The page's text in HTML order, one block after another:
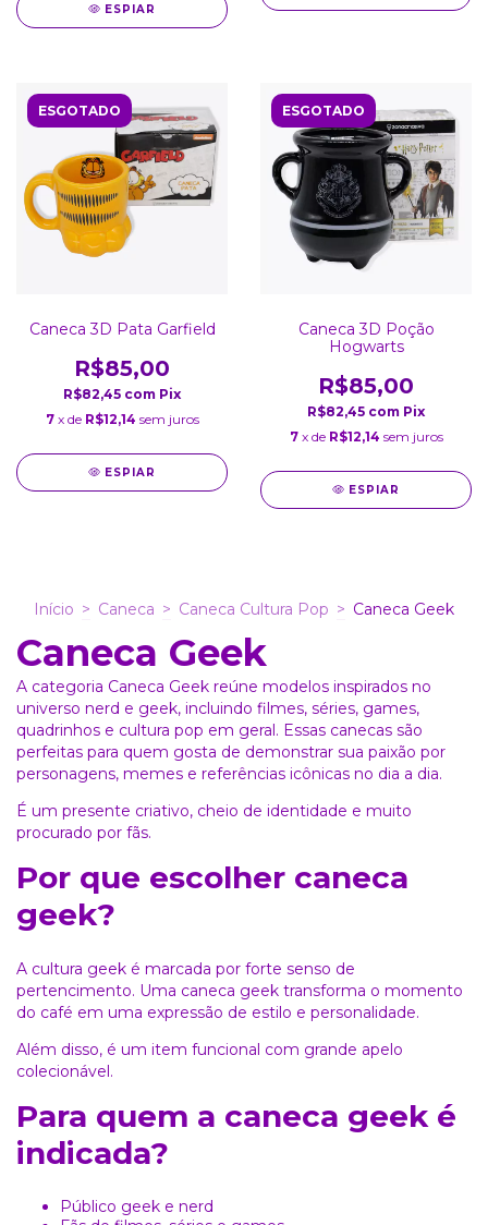
ESPIAR
ESGOTADO
Caneca 3D Pata Garfield
R$85,00
R$82,45 com Pix
7 x de R$12,14 sem juros
ESPIAR
ESGOTADO
Caneca 3D Poção
Hogwarts
R$85,00
R$82,45 com Pix
7 x de R$12,14 sem juros
ESPIAR
Início > Caneca > Caneca Cultura Pop > Caneca Geek
Caneca Geek
A categoria Caneca Geek reúne modelos inspirados no
universo nerd e geek, incluindo filmes, séries, games,
quadrinhos e cultura pop em geral. Essas canecas são
perfeitas para quem gosta de demonstrar sua paixão por
personagens, memes e referências icônicas no dia a dia.
É um presente criativo, cheio de identidade e muito
procurado por fãs.
Por que escolher caneca
geek?
A cultura geek é marcada por forte senso de
pertencimento. Uma caneca geek transforma o momento
do café em uma expressão de estilo e personalidade.
Além disso, é um item funcional com grande apelo
colecionável.
Para quem a caneca geek é
indicada?
Público geek e nerd